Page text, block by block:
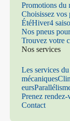
Promotions du
Choisissez vos
ÉtéHiver4
Nos pneus
Trouvez votre
Nos services
Les services
mécaniques
eurs
Prenez rendez-
Contact